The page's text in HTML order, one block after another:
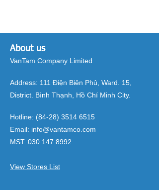
About us
VanTam Company Limited
Address: 111 Điện Biên Phủ, Ward. 15,
District. Bình Thạnh, Hồ Chí Minh City.
Hotline: (84-28) 3514 6515
Email: info@vantamco.com
MST: 030 147 8992
View Stores List